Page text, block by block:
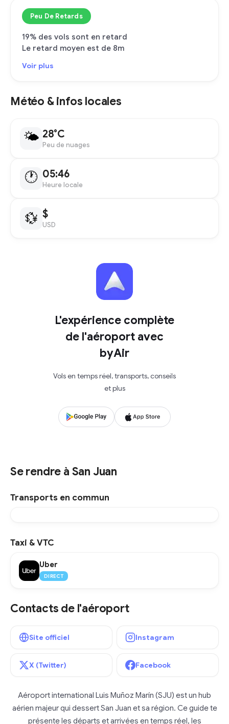
Peu De Retards
19% des vols sont en retard
Le retard moyen est de 8m
Voir plus
Météo & infos locales
🌤 28°C
Peu de nuages
🕐 05:46
Heure locale
💱 $
USD
L'expérience complète
de l'aéroport avec
byAir
Vols en temps réel, transports, conseils
et plus
Se rendre à San Juan
Transports en commun
Taxi & VTC
Uber
DIRECT
Contacts de l'aéroport
Site officiel Instagram
X (Twitter) Facebook
Aéroport international Luis Muñoz Marín (SJU) est un hub
aérien majeur qui dessert San Juan et sa région. Ce guide te
présente les départs et arrivées en temps réel, les